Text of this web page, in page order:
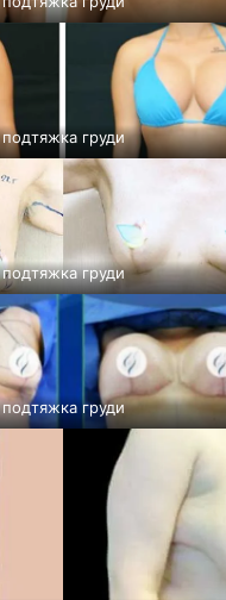
подтяжка груди
подтяжка груди
подтяжка груди